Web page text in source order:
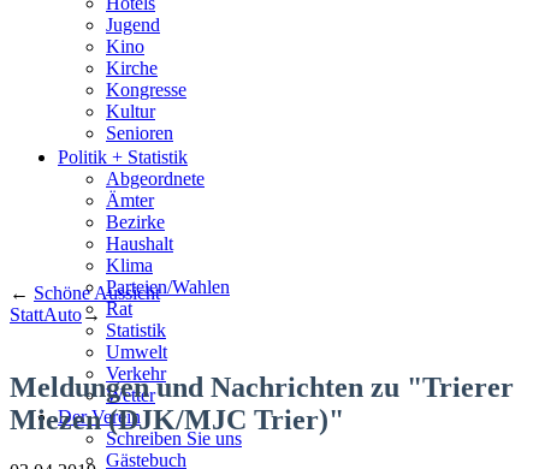
Jugend
Kino
Kirche
Kongresse
Kultur
Senioren
Stadtführer
Straßen
Politik + Statistik
Abgeordnete
Ämter
Bezirke
Haushalt
Klima
Parteien/Wahlen
Rat
Statistik
Umwelt
Verkehr
Wetter
Der Verein
Schreiben Sie uns
Gästebuch
← Schöne Aussicht
StattAuto→
Meldungen und Nachrichten zu "Trierer
Miezen (DJK/MJC Trier)"